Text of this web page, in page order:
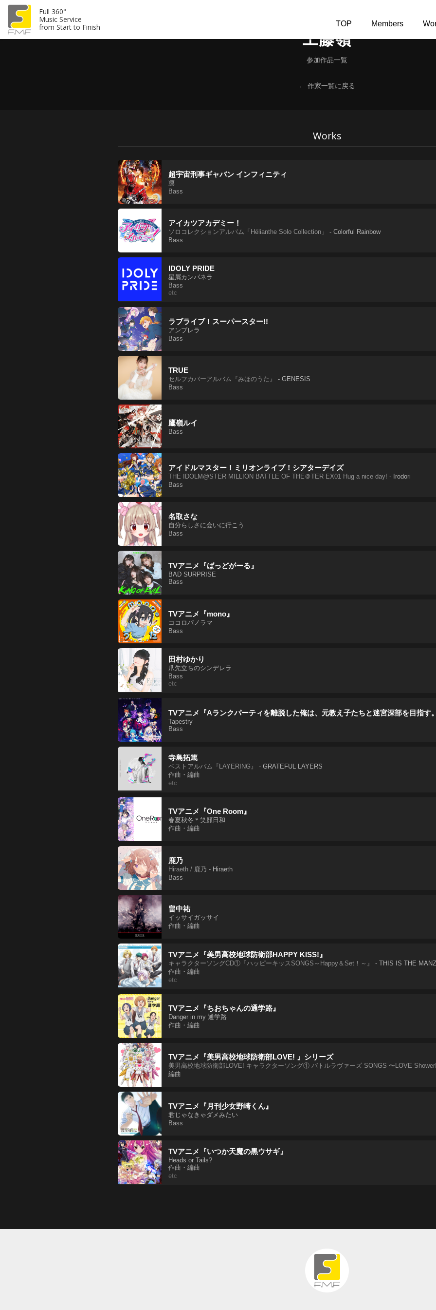
Full 360°
Music Service
from Start to Finish
TOP Members
工藤嶺
参加作品一覧
← 作家一覧に戻る
Works
超宇宙刑事ギャバン インフィニティ
凛
Bass
アイカツアカデミー！
ソロコレクションアルバム「Hélianthe Solo Collection」 - Colorful Rainbow
Bass
IDOLY PRIDE
星屑カンパネラ
Bass
etc
ラブライブ！スーパースター!!
アンブレラ
Bass
TRUE
セルフカバーアルバム『みほのうた』 - GENESIS
Bass
鷹嶺ルイ
Bass
アイドルマスター！ミリオンライブ！シアターデイズ
THE IDOLM@STER MILLION BATTLE OF THE＠TER EX01 Hug a nice day! - Irodori
Bass
名取さな
自分らしさに会いに行こう
Bass
TVアニメ『ばっどがーる』
BAD SURPRISE
Bass
TVアニメ『mono』
ココロパノラマ
Bass
田村ゆかり
爪先立ちのシンデレラ
Bass
etc
TVアニメ『Aランクパーティを離脱した俺は、元教え子たちと迷宮深部を目指す
Tapestry
Bass
寺島拓篤
ベストアルバム『LAYERING』 - GRATEFUL LAYERS
作曲・編曲
etc
TVアニメ『One Room』
春夏秋冬＊笑顔日和
作曲・編曲
鹿乃
Hiraeth / 鹿乃 - Hiraeth
Bass
畠中祐
イッサイガッサイ
作曲・編曲
TVアニメ『美男高校地球防衛部HAPPY KISS!』
キャラクターソングCD①『ハッピーキッスSONGS～Happy＆Set！～』 - THIS IS THE
作曲・編曲
etc
TVアニメ『ちおちゃんの通学路』
Danger in my 通学路
作曲・編曲
TVアニメ『美男高校地球防衛部LOVE! 』シリーズ
美男高校地球防衛部LOVE! キャラクターソング① バトルラヴァーズ SONGS 〜LOVE
編曲
TVアニメ『月刊少女野崎くん』
君じゃなきゃダメみたい
Bass
TVアニメ『いつか天魔の黒ウサギ』
Heads or Tails?
作曲・編曲
etc